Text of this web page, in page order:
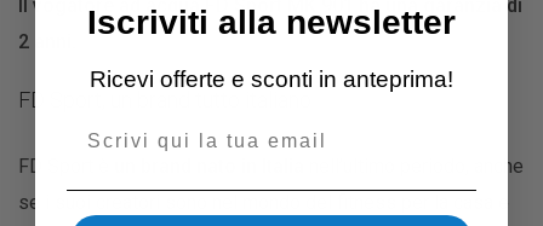
Il vogatore ad acqua FD Sport MK 901 ha una garanzia di
2 anni.
FD Sport, un brand tutto italiano
FD Sport è
nell’ultimo periodo, anche
se i suoi creatori sono nel mondo del fitness per la casa e
Iscriviti alla newsletter
Ricevi offerte e sconti in anteprima!